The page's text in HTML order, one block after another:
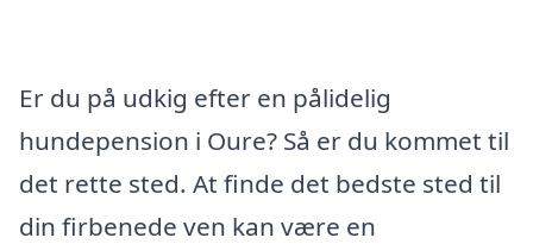
Er du på udkig efter en pålidelig
hundepension i Oure? Så er du kommet til
det rette sted. At finde det bedste sted til
din firbenede ven kan være en